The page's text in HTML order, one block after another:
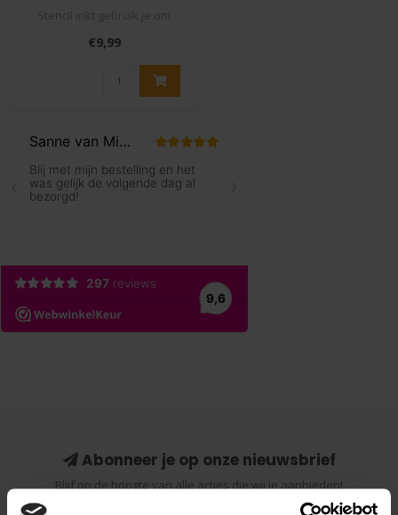
het logo van het tennismerk
of..
€9,99
Abonneer je op onze nieuwsbrief
Blijf op de hoogte van alle acties die wij je aanbieden!